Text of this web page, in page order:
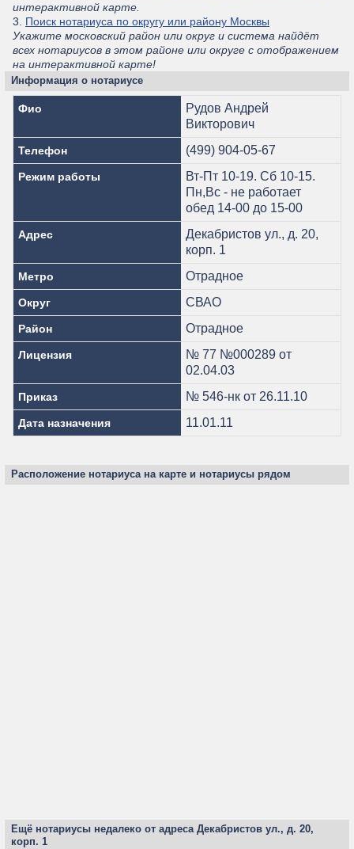
интерактивной карте.
3. Поиск нотариуса по округу или району Москвы
Укажите московский район или округ и система найдёт
всех нотариусов в этом районе или округе с отображением
на интерактивной карте!
Информация о нотариусе
Фио
Рудов Андрей
Викторович
Телефон (499) 904-05-67
Режим работы
Вт-Пт 10-19. Сб 10-15.
Пн,Вс - не работает
обед 14-00 до 15-00
Адрес
Декабристов ул., д. 20,
корп. 1
Метро Отрадное
Округ СВАО
Район Отрадное
Лицензия
№ 77 №000289 от
02.04.03
Приказ № 546-нк от 26.11.10
Дата назначения 11.01.11
Расположение нотариуса на карте и нотариусы рядом
Ещё нотариусы недалеко от адреса Декабристов ул., д. 20,
корп. 1